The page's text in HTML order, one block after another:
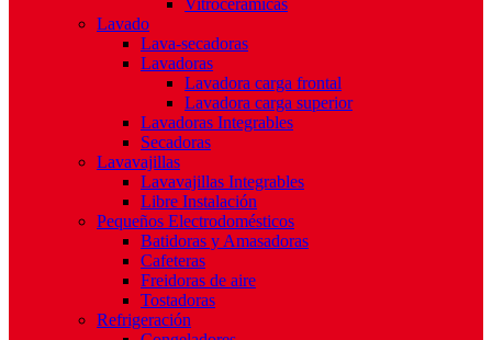
Vitrocerámicas
Lavado
Lava-secadoras
Lavadoras
Lavadora carga frontal
Lavadora carga superior
Lavadoras Integrables
Secadoras
Lavavajillas
Lavavajillas Integrables
Libre Instalación
Pequeños Electrodomésticos
Batidoras y Amasadoras
Cafeteras
Freidoras de aire
Tostadoras
Refrigeración